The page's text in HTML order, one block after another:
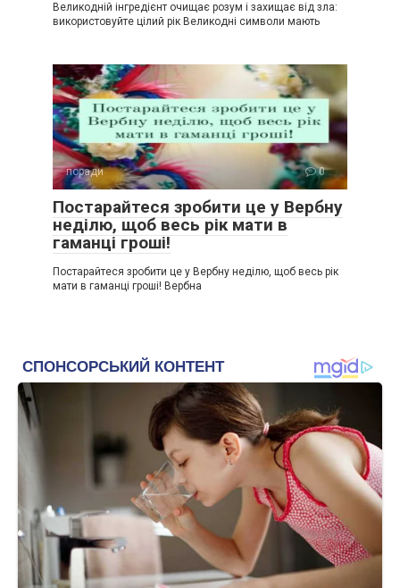
Великодній інгредієнт очищає розум і захищає від зла:
використовуйте цілий рік Великодні символи мають
поради 0
Постарайтеся зробити це у Вербну
неділю, щоб весь рік мати в
гаманці гроші!
Постарайтеся зробити це у Вербну неділю, щоб весь рік
мати в гаманці гроші! Вербна